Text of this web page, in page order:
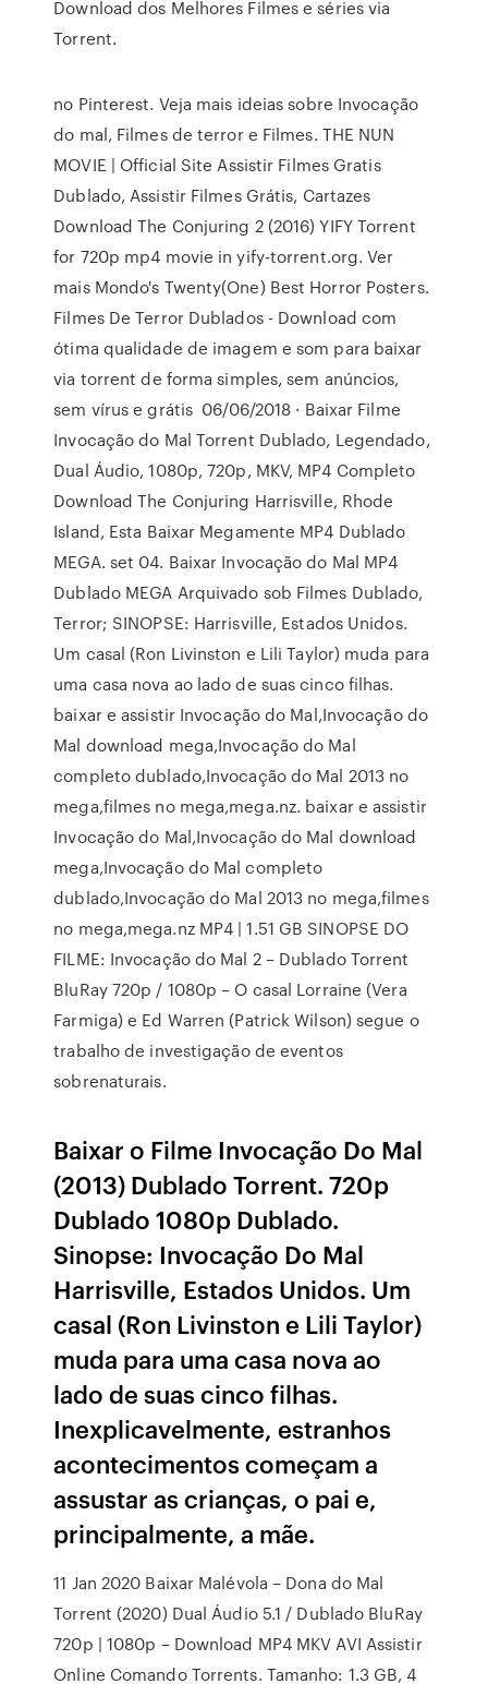
Download dos Melhores Filmes e séries via
Torrent.
no Pinterest. Veja mais ideias sobre Invocação
do mal, Filmes de terror e Filmes. THE NUN
MOVIE | Official Site Assistir Filmes Gratis
Dublado, Assistir Filmes Grátis, Cartazes
Download The Conjuring 2 (2016) YIFY Torrent
for 720p mp4 movie in yify-torrent.org. Ver
mais Mondo's Twenty(One) Best Horror Posters.
Filmes De Terror Dublados - Download com
ótima qualidade de imagem e som para baixar
via torrent de forma simples, sem anúncios,
sem vírus e grátis 06/06/2018 · Baixar Filme
Invocação do Mal Torrent Dublado, Legendado,
Dual Áudio, 1080p, 720p, MKV, MP4 Completo
Download The Conjuring Harrisville, Rhode
Island, Esta Baixar Megamente MP4 Dublado
MEGA. set 04. Baixar Invocação do Mal MP4
Dublado MEGA Arquivado sob Filmes Dublado,
Terror; SINOPSE: Harrisville, Estados Unidos.
Um casal (Ron Livinston e Lili Taylor) muda para
uma casa nova ao lado de suas cinco filhas.
baixar e assistir Invocação do Mal,Invocação do
Mal download mega,Invocação do Mal
completo dublado,Invocação do Mal 2013 no
mega,filmes no mega,mega.nz. baixar e assistir
Invocação do Mal,Invocação do Mal download
mega,Invocação do Mal completo
dublado,Invocação do Mal 2013 no mega,filmes
no mega,mega.nz MP4 | 1.51 GB SINOPSE DO
FILME: Invocação do Mal 2 – Dublado Torrent
BluRay 720p / 1080p – O casal Lorraine (Vera
Farmiga) e Ed Warren (Patrick Wilson) segue o
trabalho de investigação de eventos
sobrenaturais.
Baixar o Filme Invocação Do Mal
(2013) Dublado Torrent. 720p
Dublado 1080p Dublado.
Sinopse: Invocação Do Mal
Harrisville, Estados Unidos. Um
casal (Ron Livinston e Lili Taylor)
muda para uma casa nova ao
lado de suas cinco filhas.
Inexplicavelmente, estranhos
acontecimentos começam a
assustar as crianças, o pai e,
principalmente, a mãe.
11 Jan 2020 Baixar Malévola – Dona do Mal
Torrent (2020) Dual Áudio 5.1 / Dublado BluRay
720p | 1080p – Download MP4 MKV AVI Assistir
Online Comando Torrents. Tamanho: 1.3 GB, 4